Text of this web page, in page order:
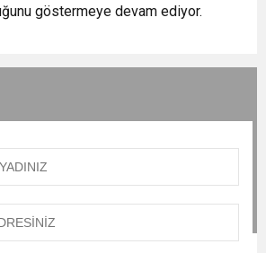
göstermeye devam ediyor.